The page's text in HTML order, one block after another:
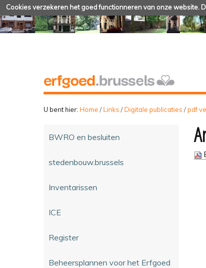
Cookies verzekeren het goed functionneren van onze website.
U bent hier: Home /Links /Digitale publicaties /pdf
BWRO en besluiten
stedenbouw.brussels
Inventarissen
ICE
Register
Beheersplannen voor het Erfgoed